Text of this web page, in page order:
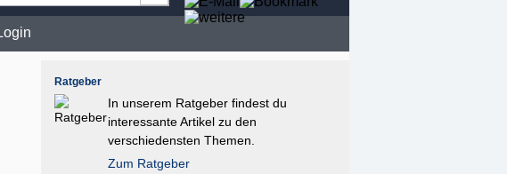
Ratgeber
In unserem Ratgeber findest du
interessante Artikel zu den
verschiedensten Themen.
Zum Ratgeber